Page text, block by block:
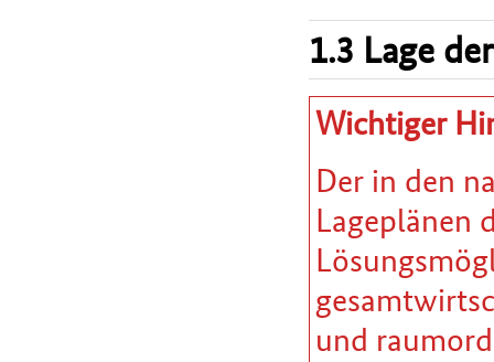
1.3 Lage
Wichtiger
Der in den
Lageplänen
und